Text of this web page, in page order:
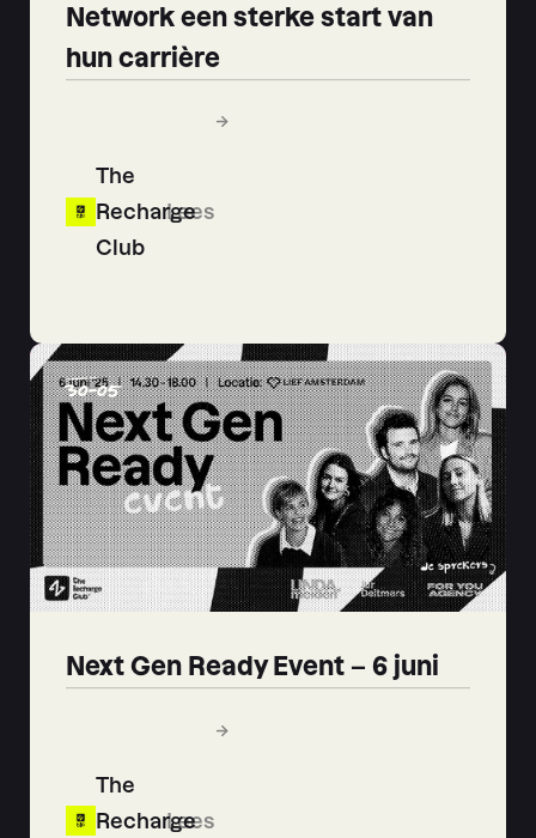
Network een sterke start van
hun carrière
The
Recharge
Club
Lees
Next Gen Ready Event – 6 juni
The
Recharge
Lees
30-05